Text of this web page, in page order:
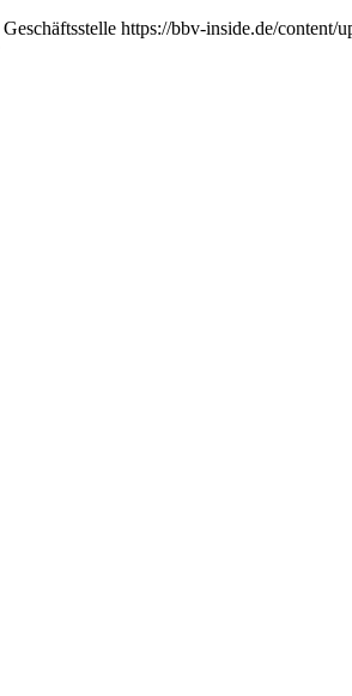
Geschäftsstelle https://bbv-inside.de/content/